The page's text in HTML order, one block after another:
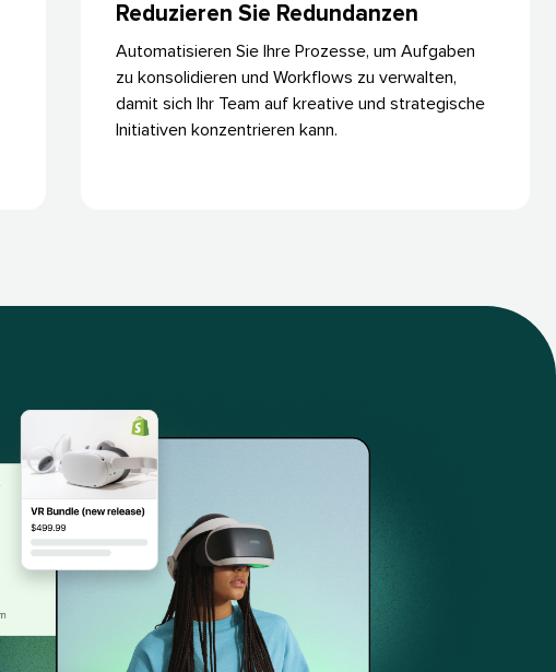
Reduzieren Sie Redundanzen​​
Automatisieren Sie Ihre Prozesse, um Aufgaben
zu konsolidieren und Workflows zu verwalten,
damit sich Ihr Team auf kreative und strategische
Initiativen konzentrieren kann.​​